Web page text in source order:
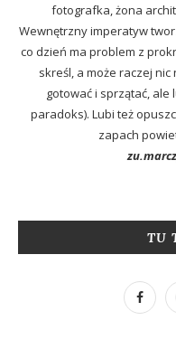
fotografka, żona
Wewnętrzny imperatyw
co dzień ma problem z
skreśl, a może raczej nic
gotować i sprzątać,
paradoks). Lubi też
zapach
TU